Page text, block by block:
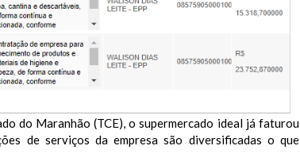
do Maranhão (TCE), o supermercado ideal já faturou
de serviços da empresa são diversificadas o que